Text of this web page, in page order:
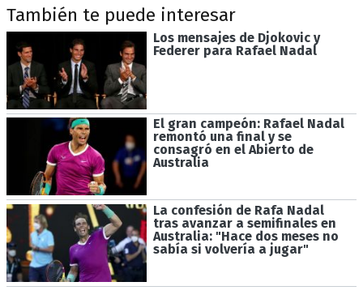
También te puede interesar
Los mensajes de Djokovic y
Federer para Rafael Nadal
El gran campeón: Rafael Nadal
remontó una final y se
consagró en el Abierto de
Australia
La confesión de Rafa Nadal
tras avanzar a semifinales en
Australia: "Hace dos meses no
sabía si volvería a jugar"